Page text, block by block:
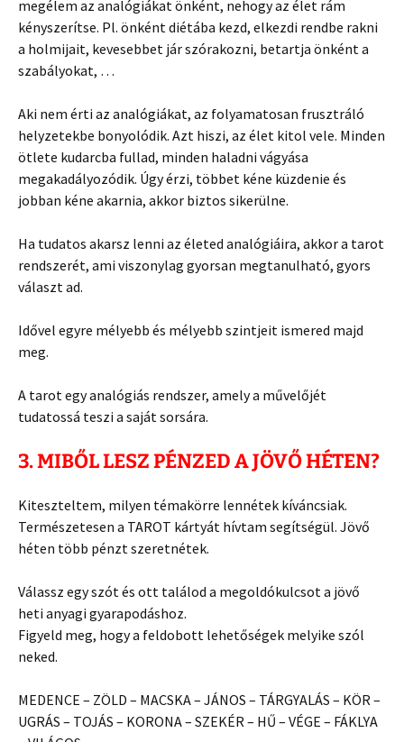
megélem az analógiákat önként, nehogy az élet rám
kényszerítse. Pl. önként diétába kezd, elkezdi rendbe rakni
a holmijait, kevesebbet jár szórakozni, betartja önként a
szabályokat, …
Aki nem érti az analógiákat, az folyamatosan frusztráló
helyzetekbe bonyolódik. Azt hiszi, az élet kitol vele. Minden
ötlete kudarcba fullad, minden haladni vágyása
megakadályozódik. Úgy érzi, többet kéne küzdenie és
jobban kéne akarnia, akkor biztos sikerülne.
Ha tudatos akarsz lenni az életed analógiáira, akkor a tarot
rendszerét, ami viszonylag gyorsan megtanulható, gyors
választ ad.
Idővel egyre mélyebb és mélyebb szintjeit ismered majd
meg.
A tarot egy analógiás rendszer, amely a művelőjét
tudatossá teszi a saját sorsára.
3. MIBŐL LESZ PÉNZED A JÖVŐ HÉTEN?
Kiteszteltem, milyen témakörre lennétek kíváncsiak.
Természetesen a TAROT kártyát hívtam segítségül. Jövő
héten több pénzt szeretnétek.
Válassz egy szót és ott találod a megoldókulcsot a jövő
heti anyagi gyarapodáshoz.
Figyeld meg, hogy a feldobott lehetőségek melyike szól
neked.
MEDENCE – ZÖLD – MACSKA – JÁNOS – TÁRGYALÁS – KÖR –
UGRÁS – TOJÁS – KORONA – SZEKÉR – HŰ – VÉGE – FÁKLYA